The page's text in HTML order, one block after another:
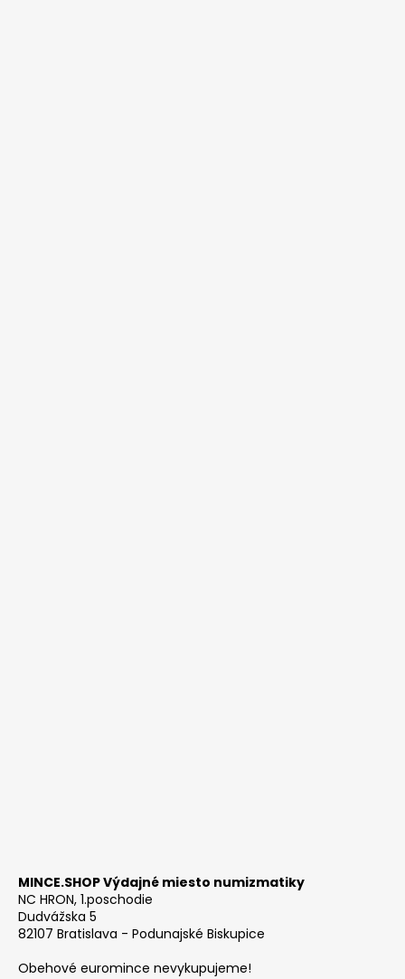
MINCE.SHOP Výdajné miesto numizmatiky
NC HRON, 1.poschodie
Dudvážska 5
82107 Bratislava - Podunajské Biskupice
Obehové euromince nevykupujeme!